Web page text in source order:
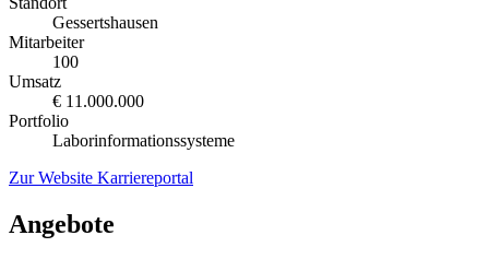
Gessertshausen
Mitarbeiter
100
Umsatz
€ 11.000.000
Portfolio
Laborinformationssysteme
Zur Website Karriereportal
Angebote